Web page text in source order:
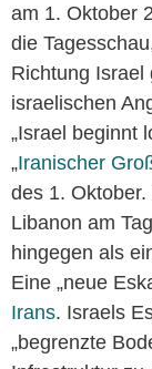
am 1. Oktober
die
Richtung Israel
israelischen
„Israel beginnt
„Iranischer
des 1.
Libanon am
hingegen als
Eine „neue
Irans. Israels
„begrenzte